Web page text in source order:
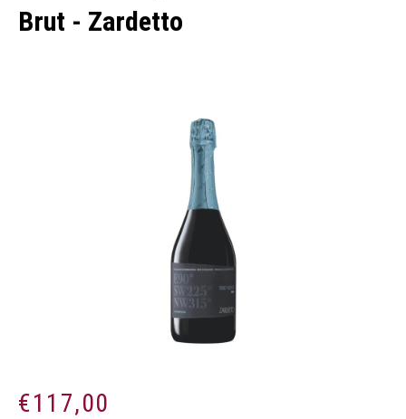
Brut - Zardetto
€117,00